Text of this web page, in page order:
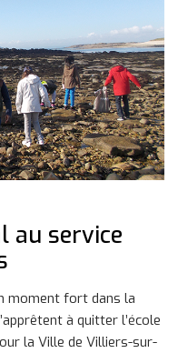
au service
moment fort dans la
à quitter l’école
la Ville de Villiers-sur-